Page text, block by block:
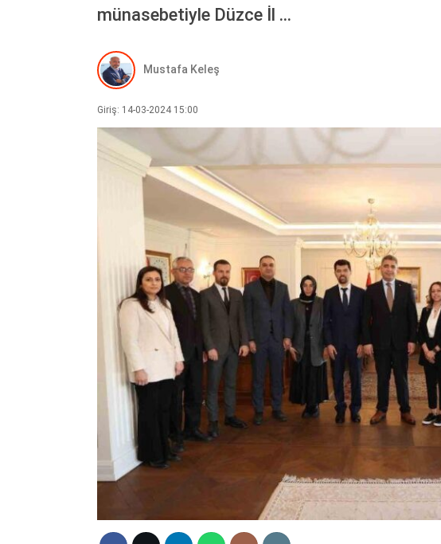
münasebetiyle Düzce İl …
Mustafa Keleş
Giriş: 14-03-2024 15:00